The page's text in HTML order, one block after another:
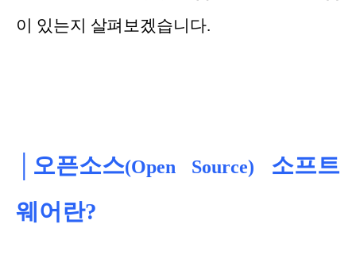
이 있는지 살펴보겠습니다.
│오픈소스(Open Source)
소프트
웨어란?